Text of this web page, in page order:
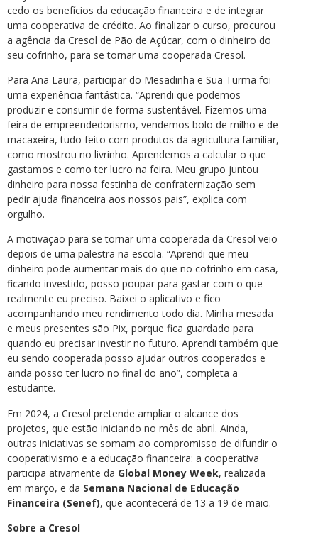
cedo os benefícios da educação financeira e de integrar
uma cooperativa de crédito. Ao finalizar o curso, procurou
a agência da Cresol de Pão de Açúcar, com o dinheiro do
seu cofrinho, para se tornar uma cooperada Cresol.
Para Ana Laura, participar do Mesadinha e Sua Turma foi
uma experiência fantástica. “Aprendi que podemos
produzir e consumir de forma sustentável. Fizemos uma
feira de empreendedorismo, vendemos bolo de milho e de
macaxeira, tudo feito com produtos da agricultura familiar,
como mostrou no livrinho. Aprendemos a calcular o que
gastamos e como ter lucro na feira. Meu grupo juntou
dinheiro para nossa festinha de confraternização sem
pedir ajuda financeira aos nossos pais”, explica com
orgulho.
A motivação para se tornar uma cooperada da Cresol veio
depois de uma palestra na escola. “Aprendi que meu
dinheiro pode aumentar mais do que no cofrinho em casa,
ficando investido, posso poupar para gastar com o que
realmente eu preciso. Baixei o aplicativo e fico
acompanhando meu rendimento todo dia. Minha mesada
e meus presentes são Pix, porque fica guardado para
quando eu precisar investir no futuro. Aprendi também que
eu sendo cooperada posso ajudar outros cooperados e
ainda posso ter lucro no final do ano”, completa a
estudante.
Em 2024, a Cresol pretende ampliar o alcance dos
projetos, que estão iniciando no mês de abril. Ainda,
outras iniciativas se somam ao compromisso de difundir o
cooperativismo e a educação financeira: a cooperativa
participa ativamente da Global Money Week, realizada
em março, e da Semana Nacional de Educação
Financeira (Senef), que acontecerá de 13 a 19 de maio.
Sobre a Cresol